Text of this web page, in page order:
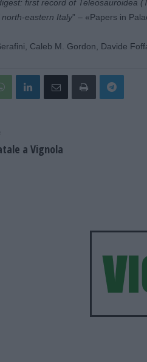
first record of Teleosauroidea
eastern Italy” – «Papers in
Caleb M. Gordon, Davide
a Vignola